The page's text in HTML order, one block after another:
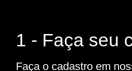
1 - Faça seu
Faça o cadastro em